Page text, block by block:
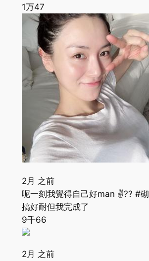
1万47
2月 之前
呢一刻我覺得自己好man ✌?? #
搞好耐但我完成了
9千66
2月 之前